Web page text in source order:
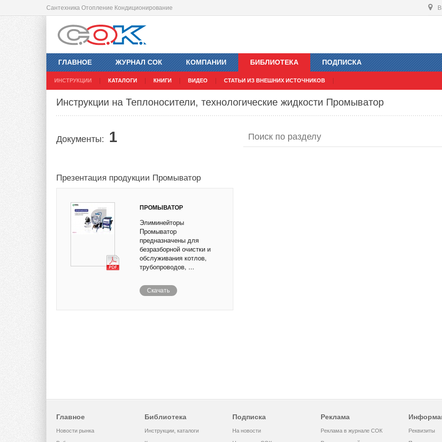
Сантехника Отопление Кондиционирование
ГЛАВНОЕ ЖУРНАЛ СОК КОМПАНИИ БИБЛИОТЕКА
ИНСТРУКЦИИ КАТАЛОГИ КНИГИ ВИДЕО СТАТЬИ ИЗ ВНЕШНИХ ИСТОЧНИКОВ
ПОДПИСКА
Инструкции на Теплоносители, технологические жидкости Промыватор
Документы: 1
Презентация продукции Промыватор
ПРОМЫВАТОР
Элиминейторы
Промыватор
предназначены для
безразборной очистки и
обслуживания котлов,
трубопроводов, ...
Скачать
Главное
Новости рынка
Библиотека
Инструкции, каталоги
Подписка
На новости
Реклама
Реклама в журнале СОК Реквизиты